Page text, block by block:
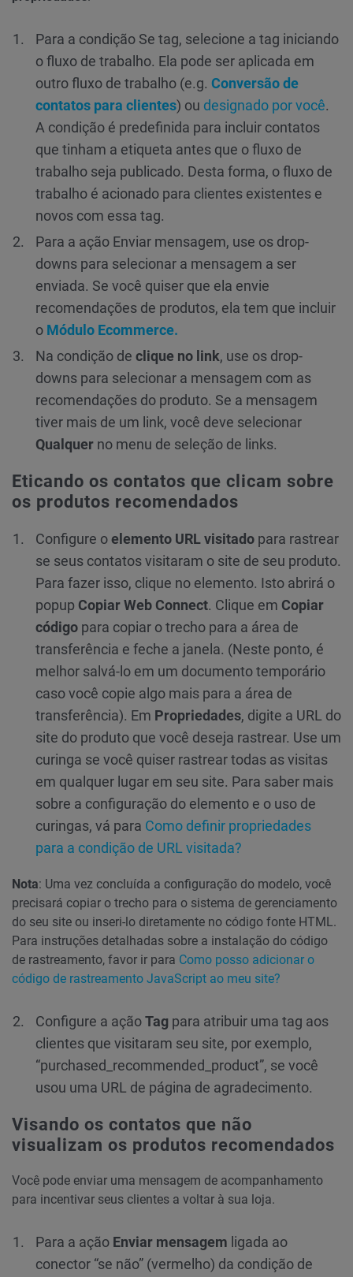
Para a condição Se tag, selecione a tag iniciando
o fluxo de trabalho. Ela pode ser aplicada em
outro fluxo de trabalho (e.g. Conversão de
contatos para clientes) ou designado por você.
A condição é predefinida para incluir contatos
que tinham a etiqueta antes que o fluxo de
trabalho seja publicado. Desta forma, o fluxo de
trabalho é acionado para clientes existentes e
novos com essa tag.
Para a ação Enviar mensagem, use os drop-
downs para selecionar a mensagem a ser
enviada. Se você quiser que ela envie
recomendações de produtos, ela tem que incluir
o Módulo Ecommerce.
Na condição de clique no link, use os drop-
downs para selecionar a mensagem com as
recomendações do produto. Se a mensagem
tiver mais de um link, você deve selecionar
Qualquer no menu de seleção de links.
Eticando os contatos que clicam sobre
os produtos recomendados
Configure oelemento URL visitado para rastrear
se seus contatos visitaram o site de seu produto.
Para fazer isso, clique no elemento. Isto abrirá o
popup CopiarWeb Connect. Clique em Copiar
código para copiar o trecho para a área de
transferência e feche a janela. (Neste ponto, é
melhor salvá-lo em um documento temporário
caso você copie algo mais para a área de
transferência). Em Propriedades, digite a URL do
site do produto que você deseja rastrear. Use um
curinga se você quiser rastrear todas as visitas
em qualquer lugar em seu site. Para saber mais
sobre a configuração do elemento e o uso de
curingas, vá para Como definir propriedades
para a condição de URL visitada?
Nota: Uma vez concluída a configuração do modelo, você
precisará copiar o trecho para o sistema de gerenciamento
do seu site ou inseri-lo diretamente no código fonte HTML.
Para instruções detalhadas sobre a instalação do código
de rastreamento, favor ir para Como posso adicionar o
código de rastreamento JavaScript ao meu site?
Configure a açãoTag para atribuir uma tag aos
clientes que visitaram seu site, por exemplo,
“purchased_recommended_product”, se você
usou uma URL de página de agradecimento.
Visando os contatos que não
visualizam os produtos recomendados
Você pode enviar uma mensagem de acompanhamento
para incentivar seus clientes a voltar à sua loja.
Para a ação Enviar mensagem ligada ao
conector “se não” (vermelho) da condição de